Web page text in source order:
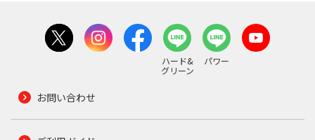
ハード&
グリーン
パワー
お問い合わせ